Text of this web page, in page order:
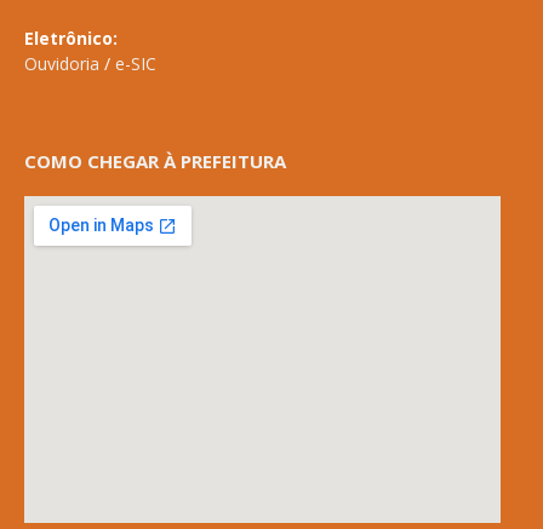
Eletrônico:
Ouvidoria / e-SIC
COMO CHEGAR À PREFEITURA